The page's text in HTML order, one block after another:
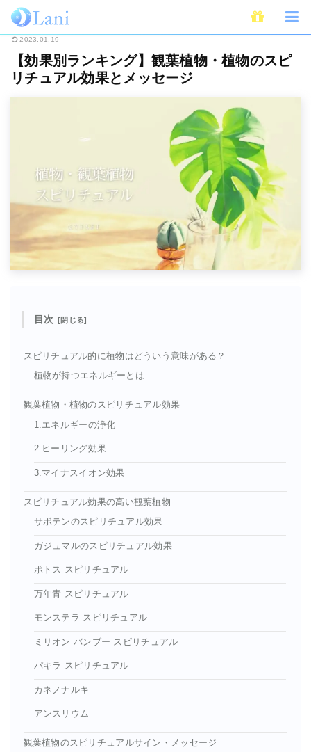
ホーム スピリチュアル 【効果別ランキング】観葉植物・植物のスピリチ
2023.01.19
【効果別ランキング】観葉植物・植物のスピ
リチュアル効果とメッセージ
目次
スピリチュアル的に植物はどういう意味がある？
植物が持つエネルギーとは
観葉植物・植物のスピリチュアル効果
1.エネルギーの浄化
2.ヒーリング効果
3.マイナスイオン効果
スピリチュアル効果の高い観葉植物
サボテンのスピリチュアル効果
ガジュマルのスピリチュアル効果
ポトス スピリチュアル
万年青 スピリチュアル
モンステラ スピリチュアル
ミリオン バンブー スピリチュアル
パキラ スピリチュアル
カネノナルキ
アンスリウム
観葉植物のスピリチュアルサイン・メッセージ